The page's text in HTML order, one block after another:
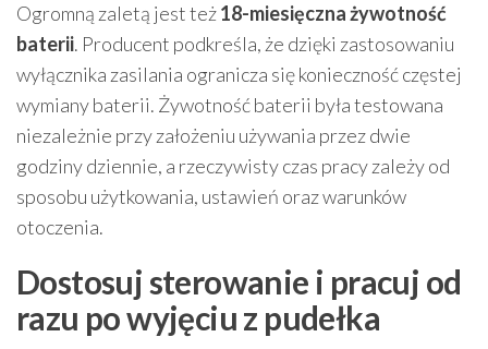
Ogromną zaletą jest też18-miesięczna żywotność
baterii. Producent podkreśla, że dzięki zastosowaniu
wyłącznika zasilania ogranicza się konieczność częstej
wymiany baterii. Żywotność baterii była testowana
niezależnie przy założeniu używania przez dwie
godziny dziennie, a rzeczywisty czas pracy zależy od
sposobu użytkowania, ustawień oraz warunków
otoczenia.
Dostosuj sterowanie i pracuj od
razu po wyjęciu z pudełka